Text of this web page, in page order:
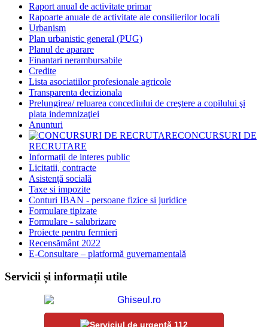
Raport anual de activitate primar
Rapoarte anuale de activitate ale consilierilor locali
Urbanism
Plan urbanistic general (PUG)
Planul de aparare
Finantari nerambursabile
Credite
Lista asociatiilor profesionale agricole
Transparenta decizionala
Prelungirea/ reluarea concediului de creştere a copilului şi
plata indemnizaţiei
Anunturi
CONCURSURI DE
RECRUTARE
Informații de interes public
Licitatii, contracte
Asistență socială
Taxe si impozite
Conturi IBAN - persoane fizice si juridice
Formulare tipizate
Formulare - salubrizare
Proiecte pentru fermieri
Recensământ 2022
E-Consultare – platformă guvernamentală
Servicii și informații utile